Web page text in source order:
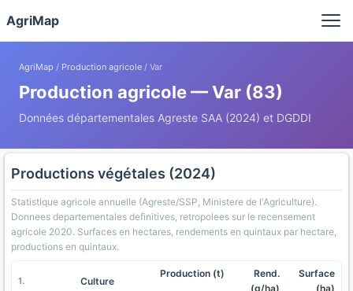
AgriMap
AgriMap / Production agricole / Var
Production agricole — Var (83)
Données départementales Agreste SAA (2024) et DGDDI
Productions végétales (2024)
Statistique agricole annuelle (Agreste/SSP, Ministere de l'Agriculture).
Donnees departementales definitives, retropolees sur le recensement
agricole 2020. Surfaces en hectares, rendements en quintaux par hectare,
productions en quintaux.
Culture
Production (t)
Rend.
(q/ha)
Surface
(ha)